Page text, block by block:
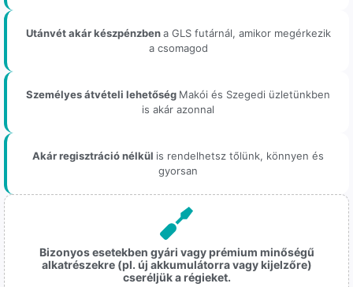
Utánvét akár készpénzbena GLS futárnál, amikor megérkezik
a csomagod
Személyes átvételi lehetőség Makói és Szegedi üzletünkben
is akár azonnal
Akár regisztráció nélkül is rendelhetsz tőlünk, könnyen és
gyorsan
Bizonyos esetekben gyári vagy prémium minőségű
alkatrészekre (pl. új akkumulátorra vagy kijelzőre)
cseréljük a régieket.